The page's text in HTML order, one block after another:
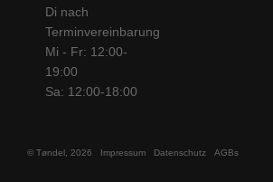
Di nach
Terminvereinbarung
Mi - Fr: 12:00-
19:00
Sa: 12:00-18:00
© Tøndel, 2026 Impressum Datenschutz AGBs